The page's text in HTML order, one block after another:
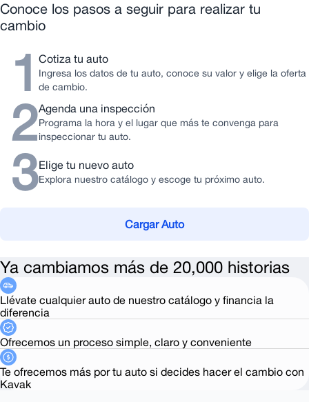
Conoce los pasos a seguir para realizar tu
cambio
1 Cotiza tu auto
Ingresa los datos de tu auto, conoce su valor y elige la oferta
de cambio.
2Agenda una inspección
Programa la hora y el lugar que más te convenga para
inspeccionar tu auto.
3Elige tu nuevo auto
Explora nuestro catálogo y escoge tu próximo auto.
Cargar Auto
Ya cambiamos más de 20,000 historias
Llévate cualquier auto de nuestro catálogo y financia la
diferencia
Ofrecemos un proceso simple, claro y conveniente
Te ofrecemos más por tu auto si decides hacer el cambio con
Kavak